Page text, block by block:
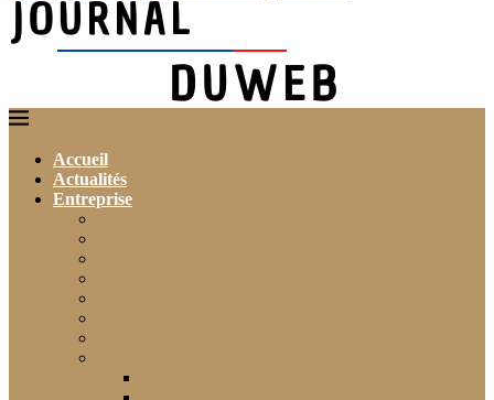
Accueil
Actualités
Entreprise